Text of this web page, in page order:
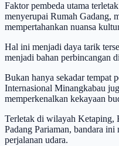
Faktor pembeda utama
menyerupai Rumah Gadang,
mempertahankan nuansa
Hal ini menjadi daya tarik
menjadi bahan perbincangan
Bukan hanya sekadar tempat
Internasional Minangkabau
memperkenalkan kekayaan
Terletak di wilayah Ketaping,
Padang Pariaman, bandara
perjalanan udara.